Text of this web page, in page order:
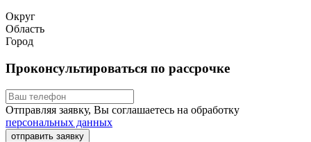
Округ
Область
Город
Проконсультироваться по рассрочке
Отправляя заявку, Вы соглашаетесь на обработку
персональных данных
отправить заявку